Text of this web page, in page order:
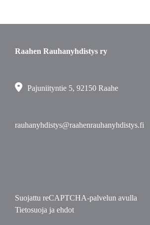
Raahen Rauhanyhdistys ry
Pajuniityntie 5, 92150 Raahe
rauhanyhdistys@raahenrauhanyhdistys.fi
Suojattu reCAPTCHA-palvelun avulla
Tietosuoja ja ehdot